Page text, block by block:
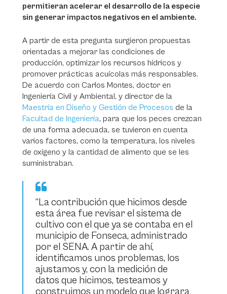
permitieran acelerar el desarrollo de la especie
sin generar impactos negativos en el ambiente.
A partir de esta pregunta surgieron propuestas
orientadas a mejorar las condiciones de
producción, optimizar los recursos hídricos y
promover prácticas acuícolas más responsables.
De acuerdo con Carlos Montes, doctor en
Ingeniería Civil y Ambiental, y director de la
Maestría en Diseño y Gestión de Procesos de la
Facultad de Ingeniería, para que los peces crezcan
de una forma adecuada, se tuvieron en cuenta
varios factores, como la temperatura, los niveles
de oxígeno y la cantidad de alimento que se les
suministraban.
“La contribución que hicimos desde
esta área fue revisar el sistema de
cultivo con el que ya se contaba en el
municipio de Fonseca, administrado
por el SENA. A partir de ahí,
identificamos unos problemas, los
ajustamos y, con la medición de
datos que hicimos, testeamos y